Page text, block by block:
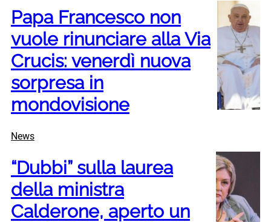
Papa Francesco non
vuole rinunciare alla Via
Crucis: venerdì nuova
sorpresa in
mondovisione
News
“Dubbi” sulla laurea
della ministra
Calderone, aperto un